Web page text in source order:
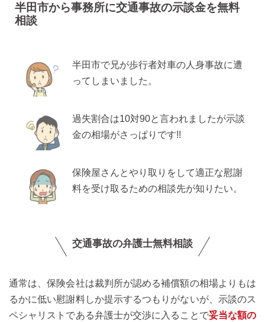
半田市から事務所に交通事故の示談金を無料
相談
半田市で兄が歩行者対車の人身事故に遭
ってしまいました。
過失割合は10対90と言われましたが示談
金の相場がさっぱりです!!
保険屋さんとやり取りをして適正な慰謝
料を受け取るための相談先が知りたい。
交通事故の弁護士無料相談
通常は、保険会社は裁判所が認める補償額の相場よりもは
るかに低い慰謝料しか提示するつもりがないが、示談のス
ペシャリストである弁護士が交渉に入ることで妥当な額の